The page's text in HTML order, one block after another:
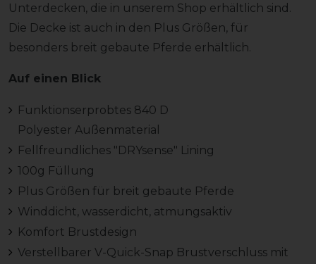
Unterdecken, die in unserem Shop erhältlich sind.
Die Decke ist auch in den Plus Größen, für
besonders breit gebaute Pferde erhältlich.
Auf einen Blick
Funktionserprobtes 840 D
Polyester Außenmaterial
Fellfreundliches "DRYsense" Lining
100g Füllung
Plus Größen für breit gebaute Pferde
Winddicht, wasserdicht, atmungsaktiv
Komfort Brustdesign
Verstellbarer V-Quick-Snap Brustverschluss mit